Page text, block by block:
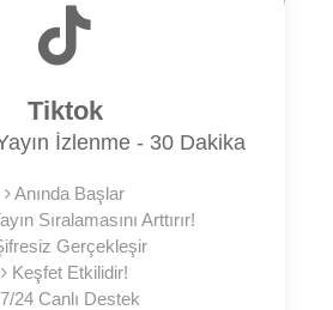
Tiktok
İzlenme - 30 Dakika
Anında Başlar
Sıralamasını Arttırır!
Gerçekleşir
Keşfet Etkilidir!
24 Canlı Destek